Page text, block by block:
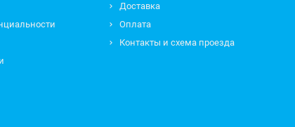
Доставка
Оплата
Контакты и схема проезда